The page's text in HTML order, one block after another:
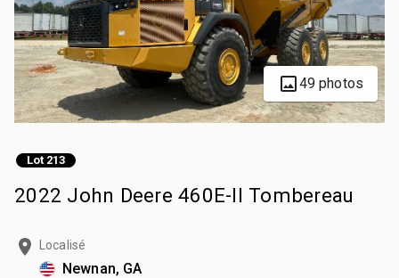
49 photos
Lot 213
2022 John Deere 460E-II Tombereau
Localisé
Newnan, GA